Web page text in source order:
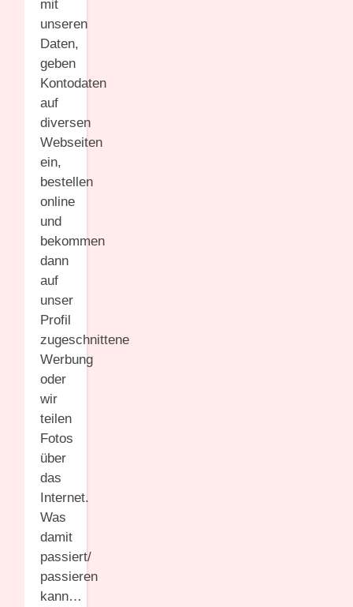
mit
unseren
Daten,
geben
Kontodaten
auf
diversen
Webseiten
ein,
bestellen
online
und
bekommen
dann
auf
unser
Profil
zugeschnittene
Werbung
oder
wir
teilen
Fotos
über
das
Internet.
Was
damit
passiert/
passieren
kann…